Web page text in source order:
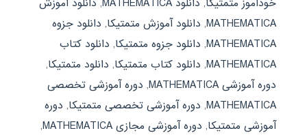
MATHEMATICA
, دانلود آموزش متمتیکا, دانلود جزوه
MATHEMATICA
, دانلود جزوه متمتیکا, دانلود کتاب
MATHEMATICA
, دانلود کتاب متمتیکا, دانلود متمتیکا,
دوره آموزشی MATHEMATICA
, دوره آموزشی تخصصی
MATHEMATICA
, دوره آموزشی تخصصی متمتیکا, دوره
آموزشی متمتیکا, دوره آموزشی مجازی MATHEMATICA
,